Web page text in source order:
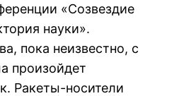
«Созвездие
науки».
пока неизвестно, с
произойдет
Ракеты-носители